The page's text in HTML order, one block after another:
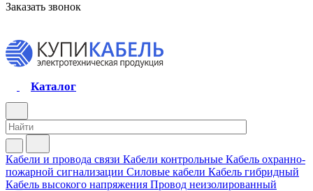
Заказать звонок
Каталог
Кабели и провода связи Кабели контрольные Кабель охранно-
пожарной сигнализации Силовые кабели Кабель гибридный
Кабель высокого напряжения Провод неизолированный